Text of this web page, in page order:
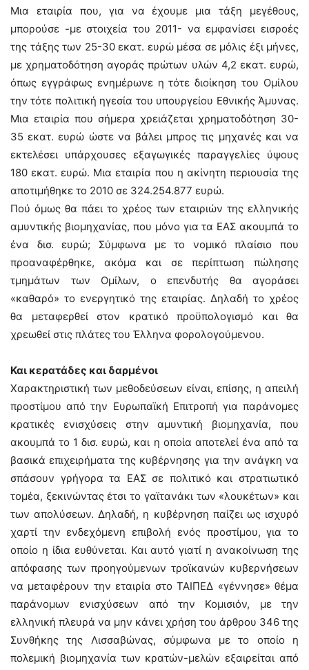
Μια εταιρία που, για να έχουμε μια τάξη μεγέθους,
μπορούσε -με στοιχεία του 2011- να εμφανίσει εισροές
της τάξης των 25-30 εκατ. ευρώ μέσα σε μόλις έξι μήνες,
με χρηματοδότηση αγοράς πρώτων υλών 4,2 εκατ. ευρώ,
όπως εγγράφως ενημέρωνε η τότε διοίκηση του Ομίλου
την τότε πολιτική ηγεσία του υπουργείου Εθνικής Άμυνας.
Μια εταιρία που σήμερα χρειάζεται χρηματοδότηση 30-
35 εκατ. ευρώ ώστε να βάλει μπρος τις μηχανές και να
εκτελέσει υπάρχουσες εξαγωγικές παραγγελίες ύψους
180 εκατ. ευρώ. Μια εταιρία που η ακίνητη περιουσία της
αποτιμήθηκε το 2010 σε 324.254.877 ευρώ.
Πού όμως θα πάει το χρέος των εταιριών της ελληνικής
αμυντικής βιομηχανίας, που μόνο για τα ΕΑΣ ακουμπά το
ένα δισ. ευρώ; Σύμφωνα με το νομικό πλαίσιο που
προαναφέρθηκε, ακόμα και σε περίπτωση πώλησης
τμημάτων των Ομίλων, ο επενδυτής θα αγοράσει
«καθαρό» το ενεργητικό της εταιρίας. Δηλαδή το χρέος
θα μεταφερθεί στον κρατικό προϋπολογισμό και θα
χρεωθεί στις πλάτες του Έλληνα φορολογούμενου.
Και κερατάδες και δαρμένοι
Χαρακτηριστική των μεθοδεύσεων είναι, επίσης, η απειλή
προστίμου από την Ευρωπαϊκή Επιτροπή για παράνομες
κρατικές ενισχύσεις στην αμυντική βιομηχανία, που
ακουμπά το 1 δισ. ευρώ, και η οποία αποτελεί ένα από τα
βασικά επιχειρήματα της κυβέρνησης για την ανάγκη να
σπάσουν γρήγορα τα ΕΑΣ σε πολιτικό και στρατιωτικό
τομέα, ξεκινώντας έτσι το γαϊτανάκι των «λουκέτων» και
των απολύσεων. Δηλαδή, η κυβέρνηση παίζει ως ισχυρό
χαρτί την ενδεχόμενη επιβολή ενός προστίμου, για το
οποίο η ίδια ευθύνεται. Και αυτό γιατί η ανακοίνωση της
απόφασης των προηγούμενων τροϊκανών κυβερνήσεων
να μεταφέρουν την εταιρία στο ΤΑΙΠΕΔ «γέννησε» θέμα
παράνομων ενισχύσεων από την Κομισιόν, με την
ελληνική πλευρά να μην κάνει χρήση του άρθρου 346 της
Συνθήκης της Λισσαβώνας, σύμφωνα με το οποίο η
πολεμική βιομηχανία των κρατών-μελών εξαιρείται από